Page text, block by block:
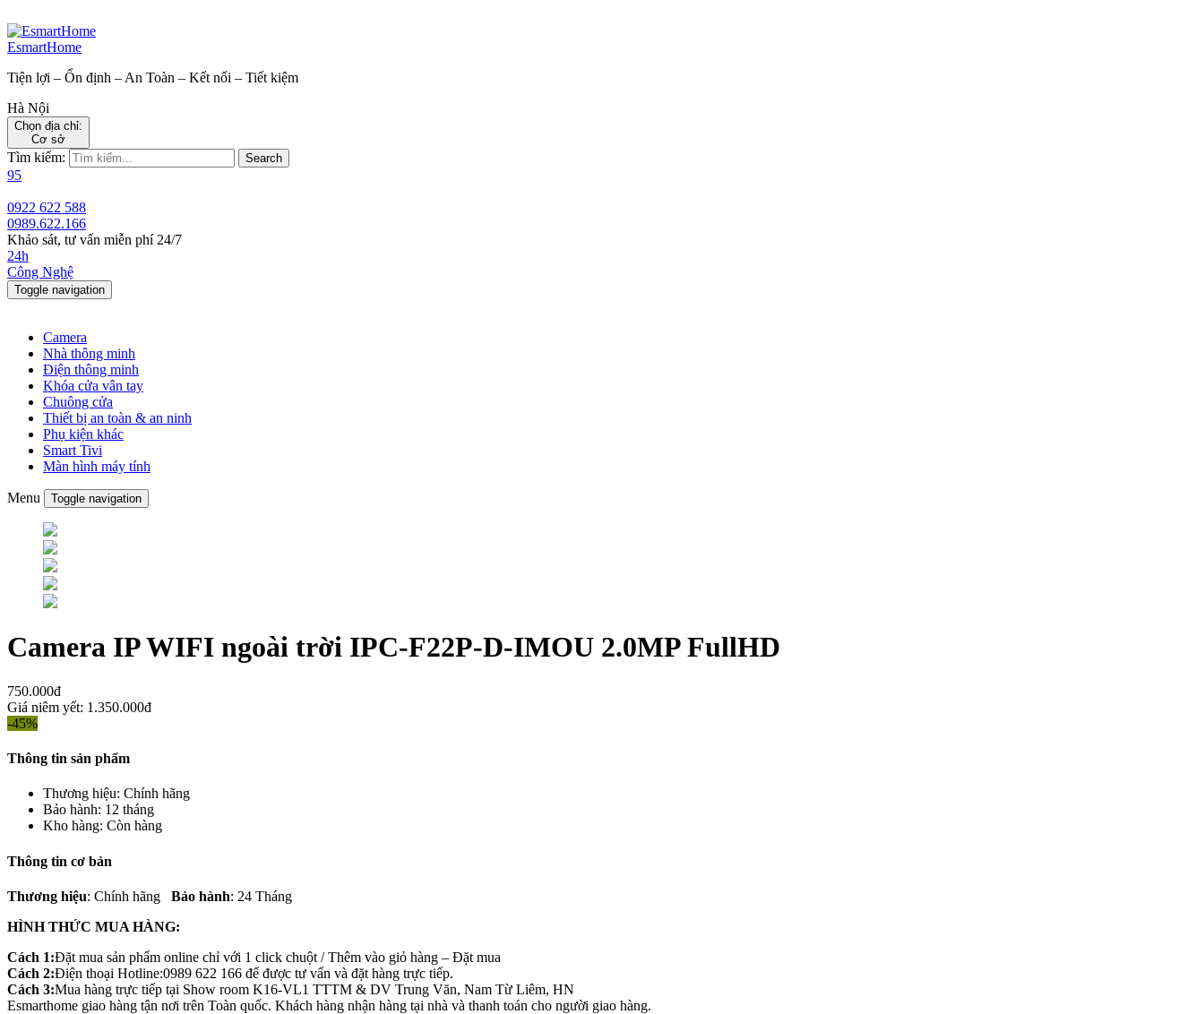
EsmartHome
Tiện lợi – Ổn định – An Toàn – Kết nối – Tiết kiệm
Hà Nội
Chọn địa chỉ:
Cơ sở
Tìm kiếm: Search
95
0922 622 588
0989.622.166
Khảo sát, tư vấn miễn phí 24/7
24h
Công Nghệ
Toggle navigation
Camera
Nhà thông minh
Điện thông minh
Khóa cửa vân tay
Chuông cửa
Thiết bị an toàn & an ninh
Phụ kiện khác
Smart Tivi
Màn hình máy tính
Menu Toggle navigation
Camera IP WIFI ngoài trời IPC-F22P-D-IMOU 2.0MP FullHD
750.000đ
Giá niêm yết: 1.350.000đ
-45%
Thông tin sản phẩm
Thương hiệu: Chính hãng
Bảo hành: 12 tháng
Kho hàng: Còn hàng
Thông tin cơ bản
Thương hiệu: Chính hãng Bảo hành: 24 Tháng
HÌNH THỨC MUA HÀNG:
Cách 1:Đặt mua sản phẩm online chỉ với 1 click chuột / Thêm vào giỏ hàng – Đặt mua
Cách 2:Điện thoại Hotline:0989 622 166 để được tư vấn và đặt hàng trực tiếp.
Cách 3:Mua hàng trực tiếp tại Show room K16-VL1 TTTM & DV Trung Văn, Nam Từ Liêm, HN
Esmarthome giao hàng tận nơi trên Toàn quốc. Khách hàng nhận hàng tại nhà và thanh toán cho người giao hàng.